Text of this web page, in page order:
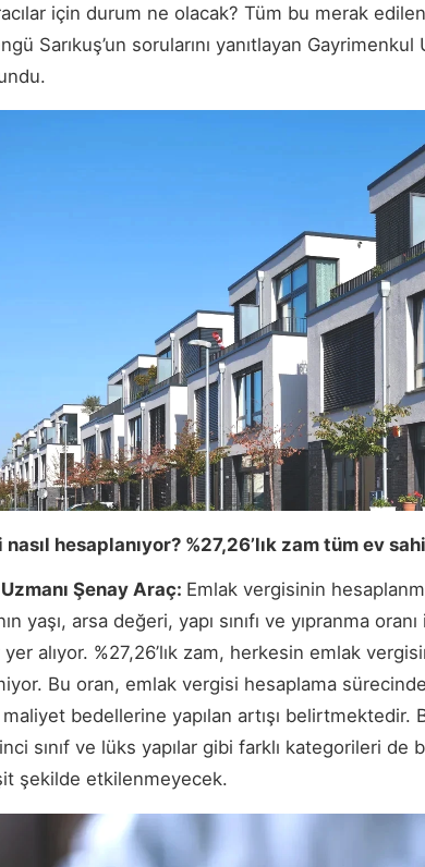
için durum ne olacak? Tüm bu merak
Sarıkuş’un sorularını yanıtlayan
hesaplanıyor? %27,26’lık zam tüm ev
Şenay Araç: Emlak vergisinin
yaşı, arsa değeri, yapı sınıfı ve yıpranma
alıyor. %27,26’lık zam, herkesin emlak
Bu oran, emlak vergisi hesaplama
bedellerine yapılan artışı belirtmektedir.
sınıf ve lüks yapılar gibi farklı kategorileri
şekilde etkilenmeyecek.